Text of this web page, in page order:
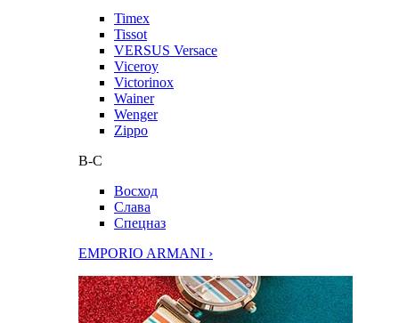
Timex
Tissot
VERSUS Versace
Viceroy
Victorinox
Wainer
Wenger
Zippo
В-С
Восход
Слава
Спецназ
EMPORIO ARMANI ›